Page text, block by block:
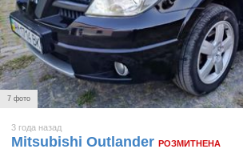
7 фото
3 года назад
Mitsubishi Outlander РОЗМИТНЕНА